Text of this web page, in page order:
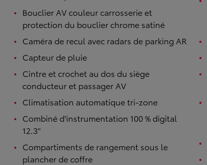
Bouclier AV couleur carrosserie et
protection du bouclier chrome satiné
Caméra de recul avec radars de parking AR
Capteur de pluie
Cintre et crochet au dos du siège
conducteur et passager AV
Climatisation automatique tri-zone
Combiné d'instrumentation 100 % digital
12.3''
Compartiments de rangement sous le
plancher de coffre